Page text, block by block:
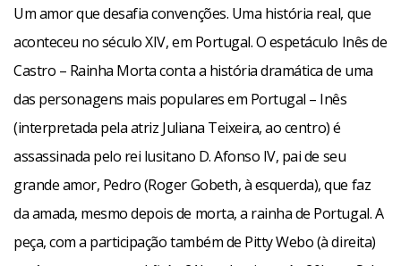
Um amor que desafia convenções. Uma história real, que
aconteceu no século XIV, em Portugal. O espetáculo Inês de
Castro – Rainha Morta conta a história dramática de uma
das personagens mais populares em Portugal – Inês
(interpretada pela atriz Juliana Teixeira, ao centro) é
assassinada pelo rei lusitano D. Afonso IV, pai de seu
grande amor, Pedro (Roger Gobeth, à esquerda), que faz
da amada, mesmo depois de morta, a rainha de Portugal. A
peça, com a participação também de Pitty Webo (à direita)